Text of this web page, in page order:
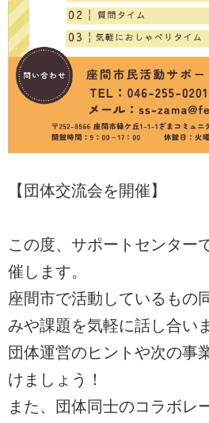
【団体交流会を開催】
この度、サポートセンター
催します。
座間市で活動しているもの
みや課題を気軽に話し合い
団体運営のヒントや次の事
けましょう！
また、団体同士のコラボレ